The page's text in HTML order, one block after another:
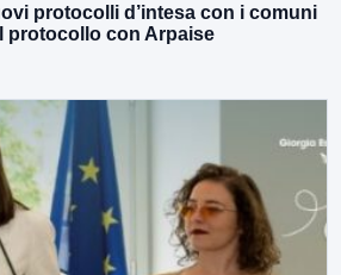
protocolli d’intesa con i comuni
protocollo con Arpaise